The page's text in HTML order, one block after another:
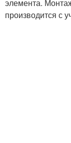
элемента.
производится с